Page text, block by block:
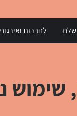
לחברות